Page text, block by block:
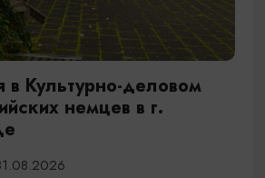
в Культурно-деловом
немцев в г.